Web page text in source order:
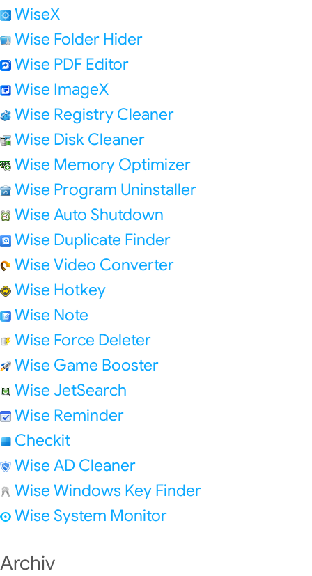
WiseX
Wise Folder Hider
Wise PDF Editor
Wise ImageX
Wise Registry Cleaner
Wise Disk Cleaner
Wise Memory Optimizer
Wise Program Uninstaller
Wise Auto Shutdown
Wise Duplicate Finder
Wise Video Converter
Wise Hotkey
Wise Note
Wise Force Deleter
Wise Game Booster
Wise JetSearch
Wise Reminder
Checkit
Wise AD Cleaner
Wise Windows Key Finder
Wise System Monitor
Archiv